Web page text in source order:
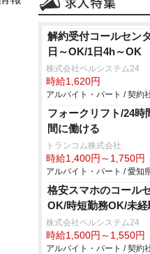
解約受付コールセン
日～OK/1日4h～OK
株式会社ベルシステム24
時給1,620円
アルバイト・パート / 契約
フォークリフト/24時
間に働ける
トランコム株式会社
時給1,400円～1,750円
アルバイト・パート / 愛知
格安スマホのコール
OK/時短勤務OK/未経
株式会社ベルシステム24
時給1,500円～1,550円
アルバイト・パート / 契約